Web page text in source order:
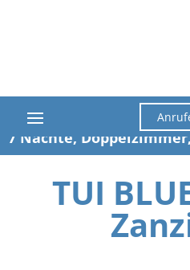
7 Nächte,
TUI